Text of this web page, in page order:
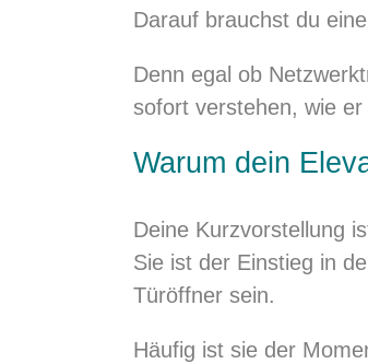
Darauf brauchst du
Denn egal ob
sofort verstehen, wie er
Warum dein
Deine Kurzvorstellung
Sie ist der Einstieg in
Türöffner sein.
Häufig ist sie der